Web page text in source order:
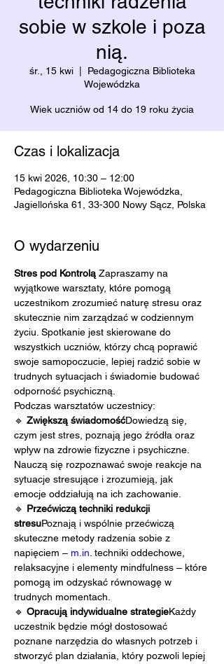
sobie w szkole i poza
nią.
śr., 15 kwi
  |
Pedagogiczna Biblioteka
Wojewódzka
Wiek uczniów od 14 do 19 roku życia
Czas i lokalizacja
15 kwi 2026, 10:30 – 12:00
Pedagogiczna Biblioteka Wojewódzka,
Jagiellońska 61, 33-300 Nowy Sącz, Polska
O wydarzeniu
Stres pod Kontrolą Zapraszamy na
wyjątkowe warsztaty, które pomogą
uczestnikom zrozumieć naturę stresu oraz
skutecznie nim zarządzać w codziennym
życiu. Spotkanie jest skierowane do
wszystkich uczniów, którzy chcą poprawić
swoje samopoczucie, lepiej radzić sobie w
trudnych sytuacjach i świadomie budować
odporność psychiczną.
Podczas warsztatów uczestnicy:
🔹 Zwiększą świadomośćDowiedzą się,
czym jest stres, poznają jego źródła oraz
wpływ na zdrowie fizyczne i psychiczne.
Nauczą się rozpoznawać swoje reakcje na
sytuacje stresujące i zrozumieją, jak
emocje oddziałują na ich zachowanie.
🔹 Przećwiczą techniki redukcji
stresuPoznają i wspólnie przećwiczą
skuteczne metody radzenia sobie z
napięciem – m.in . techniki oddechowe,
relaksacyjne i elementy mindfulness – które
pomogą im odzyskać równowagę w
trudnych momentach.
🔹 Opracują indywidualne strategieKażdy
uczestnik będzie mógł dostosować
poznane narzędzia do własnych potrzeb i
stworzyć plan działania, który pozwoli lepiej